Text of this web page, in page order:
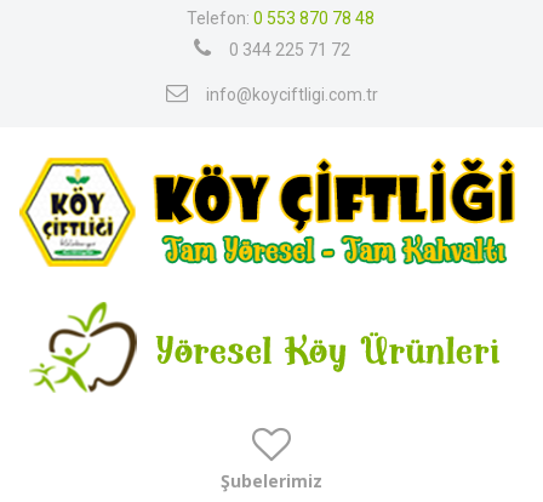
Telefon: 0 553 870 78 48
0 344 225 71 72
info@koyciftligi.com.tr
Şubelerimiz